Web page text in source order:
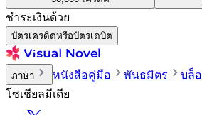
ชำระเงินด้วย
บัตรเครดิตหรือบัตรเดบิต
ภาษา หนังสือคู่มือ พันธมิตร
บล็
โซเชียลมีเดีย